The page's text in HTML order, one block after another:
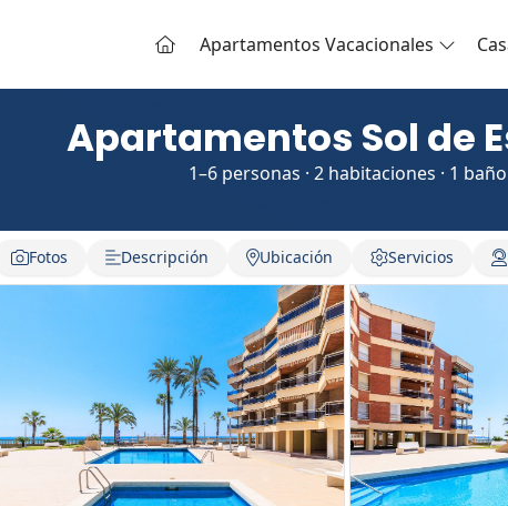
Apartamentos Vacacionales
Apartamentos Sol de
1–6 personas · 2 habitaciones · 1 baño
Fotos Descripción Ubicación Servicios